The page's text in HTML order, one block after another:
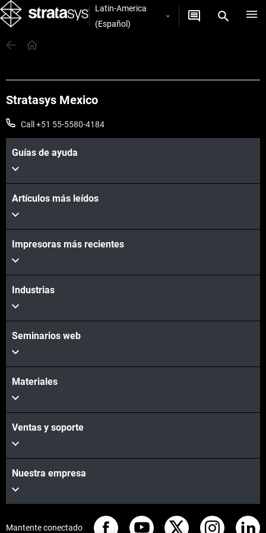
Latin-America
(Español)
Stratasys Mexico
Call +51 55-5580-4184
Guías de ayuda
Artículos más leídos
Impresoras más recientes
Industrias
Seminarios web
Materiales
Ventas y soporte
Nuestra empresa
Mantente conectado